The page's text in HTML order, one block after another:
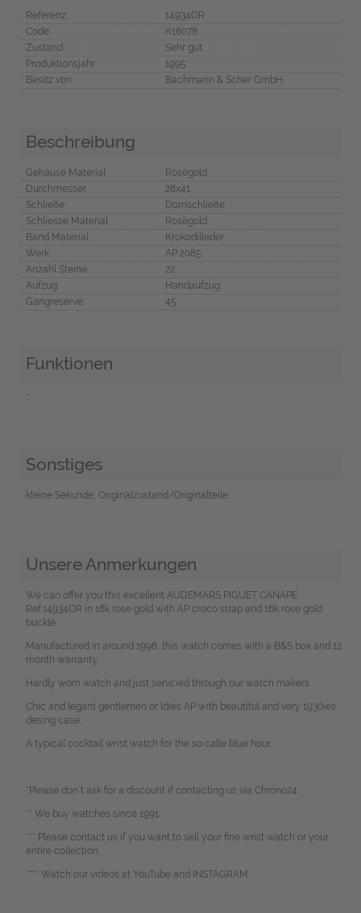
Referenz
14934OR
Code
K18078
Zustand
Sehr gut
Produktionsjahr
1995
Besitz von
Bachmann & Scher GmbH
Beschreibung
Gehäuse Material
Roségold
Durchmesser
28x41
Schließe
Dornschließe
Schliesse Material
Roségold
Band Material
Krokodilleder
Werk
AP 2085
Anzahl Steine
22
Aufzug
Handaufzug
Gangreserve
45
Funktionen
-
Sonstiges
kleine Sekunde, Originalzustand/Originalteile
Unsere Anmerkungen
We can offer you this excellent AUDEMARS PIGUET CANAPE
Ref.14934OR in 18k rose gold with AP croco strap and 18k rose gold
buckle.
Manufactured in around 1998, this watch comes with a B&S box and 12
month warranty.
Hardly worn watch and just servcied through our watch makers.
Chic and legant gentlemen or ldies AP with beautiful and very 1930ies
desing case.
A typical cocktail wrist watch for the so calle blue hour.
*Please don`t ask for a discount if contacting us via Chrono24.
** We buy watches since 1991.
*** Please contact us if you want to sell your fine wrist watch or your
entire collection.
**** Watch our videos at YouTube and INSTAGRAM.